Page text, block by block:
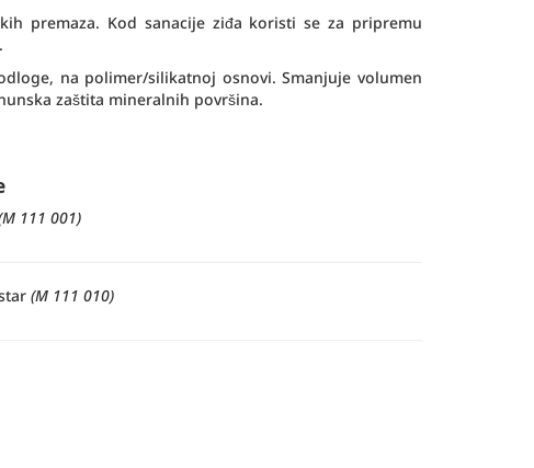
premaza. Kod sanacije ziđa koristi se za pripremu
na polimer/silikatnoj osnovi. Smanjuje volumen
zaštita mineralnih površina.
111 001)
(M 111 010)